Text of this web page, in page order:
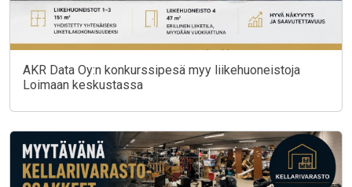
AKR Data Oy:n konkurssipesä myy liikehuoneistoja
Loimaan keskustassa